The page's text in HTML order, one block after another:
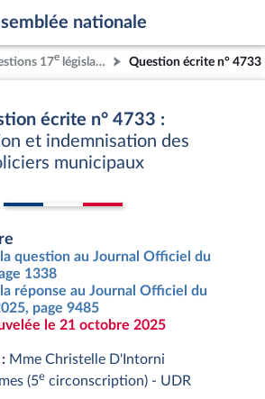
nationale
17e législature Question écrite n° 4733
écrite n° 4733 :
et indemnisation des
municipaux
question au Journal Officiel du
1338
réponse au Journal Officiel du
page 9485
le 21 octobre 2025
Mme Christelle D'Intorni
(5e circonscription) - UDR